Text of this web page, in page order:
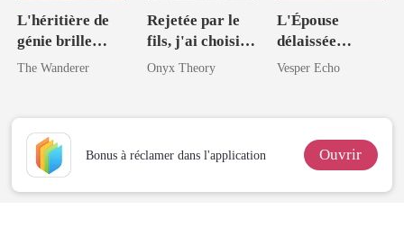
L'héritière de
génie brille
après le divorce
The Wanderer
Rejetée par le
fils, j'ai choisi le
Don
Onyx Theory
L'Épouse
délaissée
revient en
Vesper Echo
Bonus à réclamer dans l'application Ouvrir